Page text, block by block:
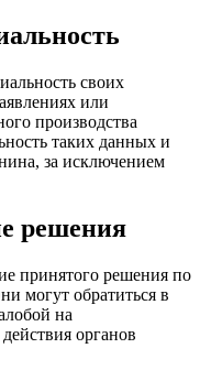
своих
или
производства
таких данных и
за исключением
решения
принятого решения по
могут обратиться в
на
органов